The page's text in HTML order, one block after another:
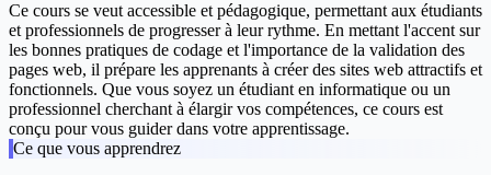
Ce cours se veut accessible et pédagogique, permettant aux étudiants
et professionnels de progresser à leur rythme. En mettant l'accent sur
les bonnes pratiques de codage et l'importance de la validation des
pages web, il prépare les apprenants à créer des sites web attractifs et
fonctionnels. Que vous soyez un étudiant en informatique ou un
professionnel cherchant à élargir vos compétences, ce cours est
conçu pour vous guider dans votre apprentissage.
Ce que vous apprendrez